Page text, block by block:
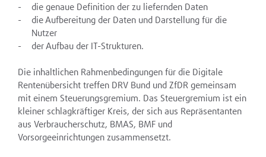
die genaue Definition der zu liefernden Daten
die Aufbereitung der Daten und Darstellung für die
Nutzer
der Aufbau der IT-Strukturen.
Die inhaltlichen Rahmenbedingungen für die Digitale
Rentenübersicht treffen DRV Bund und ZfDR gemeinsam
mit einem Steuerungsgremium. Das Steuergremium ist ein
kleiner schlagkräftiger Kreis, der sich aus Repräsentanten
aus Verbraucherschutz, BMAS, BMF und
Vorsorgeeinrichtungen zusammensetzt.